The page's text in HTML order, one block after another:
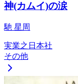
神(カムイ)の涙
馳 星周
実業之日本社
その他